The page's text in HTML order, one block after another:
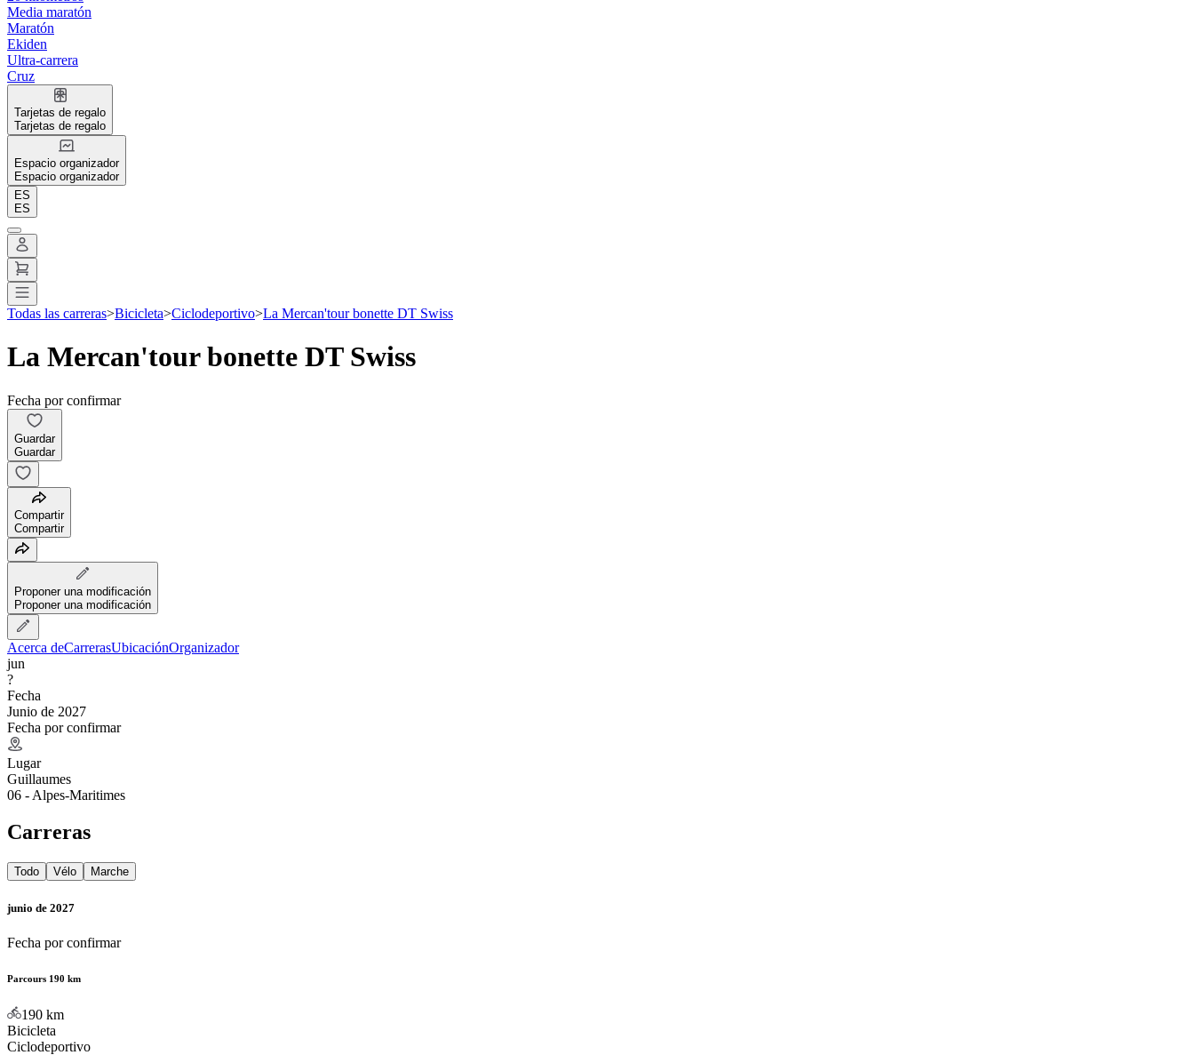
Media maratón
Maratón
Ekiden
Ultra-carrera
Cruz
Tarjetas de regalo
Tarjetas de regalo
Espacio organizador
Espacio organizador
ES
ES
Todas las carreras>Bicicleta>Ciclodeportivo>La Mercan'tour bonette DT Swiss
La Mercan'tour bonette DT Swiss
Fecha por confirmar
Guardar
Guardar
Compartir
Compartir
Proponer una modificación
Proponer una modificación
Acerca deCarrerasUbicaciónOrganizador
jun
?
Fecha
Junio de 2027
Fecha por confirmar
Lugar
Guillaumes
06 - Alpes-Maritimes
Carreras
Todo Vélo Marche
junio de 2027
Fecha por confirmar
Parcours 190 km
190 km
Bicicleta
Ciclodeportivo